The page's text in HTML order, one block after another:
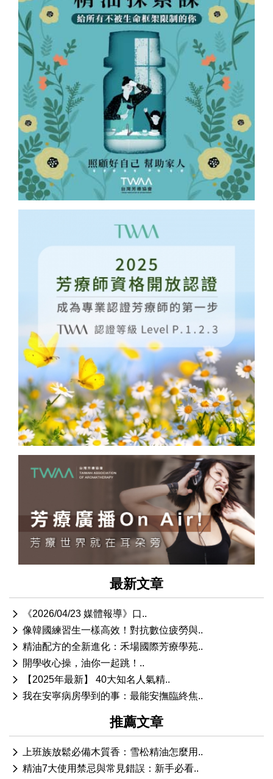
最新文章
《2026/04/23 媒體報導》口..
像韓國練習生一樣高效！對抗數位疲勞與..
精油配方的全新進化：禾場國際芳療學苑..
開學收心操，油你一起跳！..
【2025年最新】 40大知名人氣精..
我在安寧病房學到的事：最能安撫臨終焦..
推薦文章
上班族放鬆必備木質香：雪松精油怎麼用..
精油7大使用禁忌與常見錯誤：新手必看..